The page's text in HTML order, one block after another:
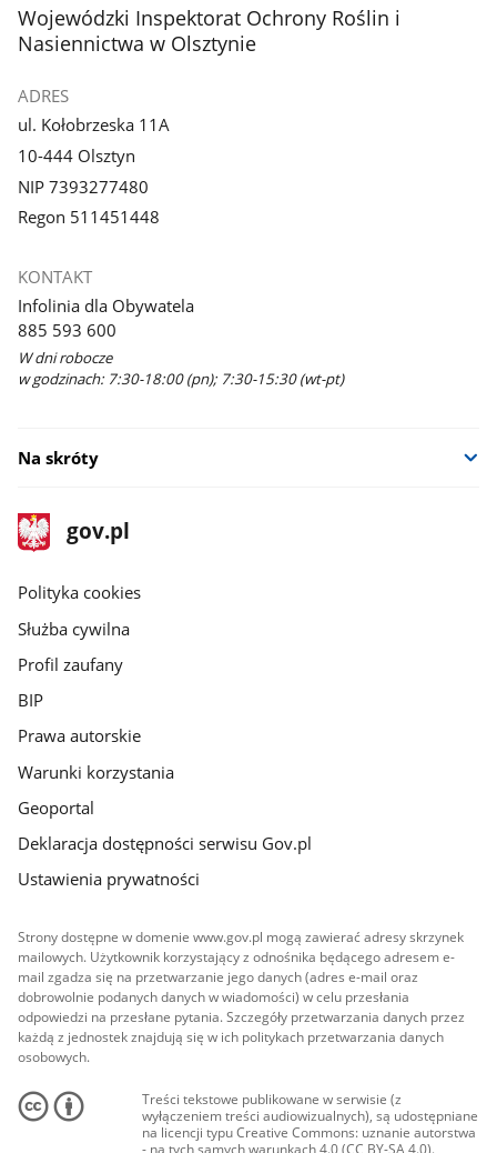
stopka
Wojewódzki Inspektorat Ochrony Roślin i
Nasiennictwa w Olsztynie
ADRES
ul. Kołobrzeska 11A
10-444 Olsztyn
NIP 7393277480
Regon 511451448
KONTAKT
Infolinia dla Obywatela
885 593 600
W dni robocze
w godzinach: 7:30-18:00 (pn); 7:30-15:30 (wt-pt)
Na skróty
stopka
gov.pl
Strona
gov.pl
gov.pl
Polityka cookies
Służba cywilna
Profil zaufany
BIP
Prawa autorskie
Warunki korzystania
Geoportal
Deklaracja dostępności serwisu Gov.pl
Ustawienia prywatności
Strony dostępne w domenie www.gov.pl mogą zawierać adresy skrzynek
mailowych. Użytkownik korzystający z odnośnika będącego adresem e-
mail zgadza się na przetwarzanie jego danych (adres e-mail oraz
dobrowolnie podanych danych w wiadomości) w celu przesłania
odpowiedzi na przesłane pytania. Szczegóły przetwarzania danych przez
każdą z jednostek znajdują się w ich politykach przetwarzania danych
osobowych.
Treści tekstowe publikowane w serwisie (z
wyłączeniem treści audiowizualnych), są udostępniane
na licencji typu Creative Commons: uznanie autorstwa
- na tych samych warunkach 4.0 (CC BY-SA 4.0).